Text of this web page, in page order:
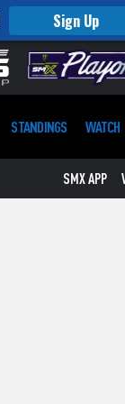
Sign Up
STANDINGS WATCH
SMX APP